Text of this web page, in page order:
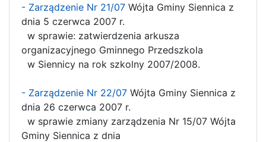
- Zarządzenie Nr 21/07 Wójta Gminy Siennica z
dnia 5 czerwca 2007 r.
w sprawie: zatwierdzenia arkusza
organizacyjnego Gminnego Przedszkola
w Siennicy na rok szkolny 2007/2008.
- Zarządzenie Nr 22/07 Wójta Gminy Siennica z
dnia 26 czerwca 2007 r.
w sprawie zmiany zarządzenia Nr 15/07 Wójta
Gminy Siennica z dnia